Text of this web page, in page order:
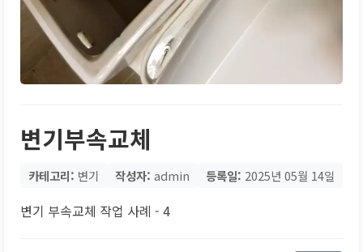
변기부속교체
카테고리: 변기 작성자: admin 등록일: 2025년 05월 14일
변기 부속교체 작업 사례 - 4